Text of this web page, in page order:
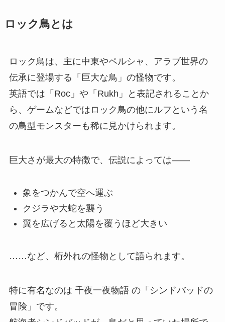
ロック鳥とは
ロック鳥は、主に中東やペルシャ、アラブ世界の
伝承に登場する「巨大な鳥」の怪物です。
英語では「Roc」や「Rukh」と表記されることか
ら、ゲームなどではロック鳥の他にルフという名
の鳥型モンスターも稀に見かけられます。
巨大さが最大の特徴で、伝説によっては――
象をつかんで空へ運ぶ
クジラや大蛇を襲う
翼を広げると太陽を覆うほど大きい
……など、桁外れの怪物として語られます。
特に有名なのは 千夜一夜物語 の「シンドバッドの
冒険」です。